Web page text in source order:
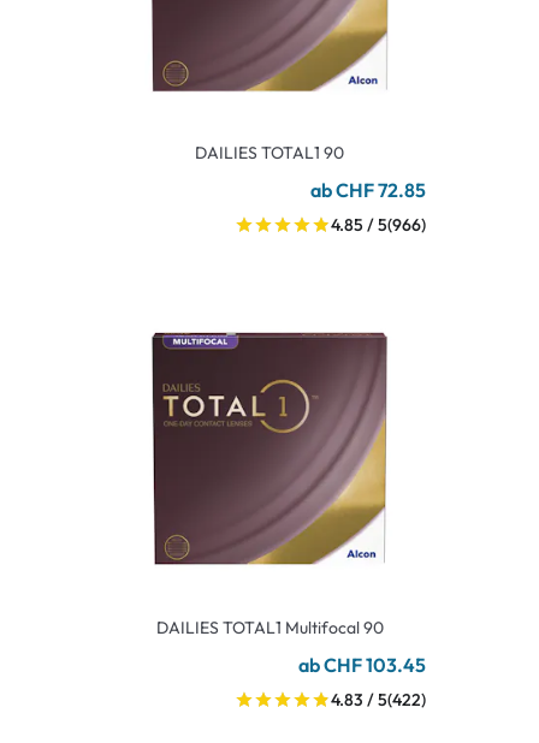
DAILIES TOTAL1 90
ab CHF 72.85
4.85 / 5(966)
DAILIES TOTAL1 Multifocal 90
ab CHF 103.45
4.83 / 5(422)